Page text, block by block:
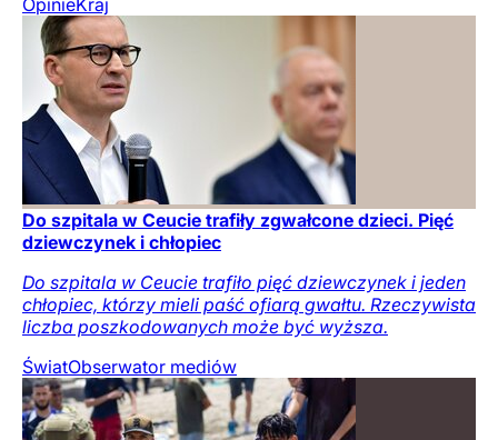
Do szpitala w Ceucie trafiły zgwałcone dzieci. Pięć
dziewczynek i chłopiec
Do szpitala w Ceucie trafiło pięć dziewczynek i jeden
chłopiec, którzy mieli paść ofiarą gwałtu. Rzeczywista
liczba poszkodowanych może być wyższa.
ŚwiatObserwator mediów